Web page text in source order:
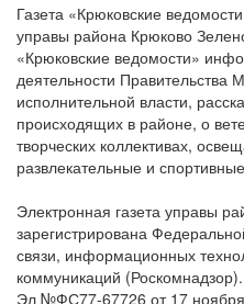
Газета «Крюковские
управы района Крюково
«Крюковские ведомости»
деятельности Правительства
исполнительной власти,
происходящих в районе, о
творческих коллективах,
развлекательные и
Электронная газета управы
зарегистрирована
связи, информационных
коммуникаций
Эл №ФС77-67726 от 17